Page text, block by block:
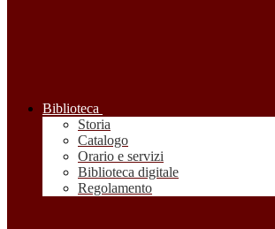
Biblioteca
Storia
Catalogo
Orario e servizi
Biblioteca digitale
Regolamento